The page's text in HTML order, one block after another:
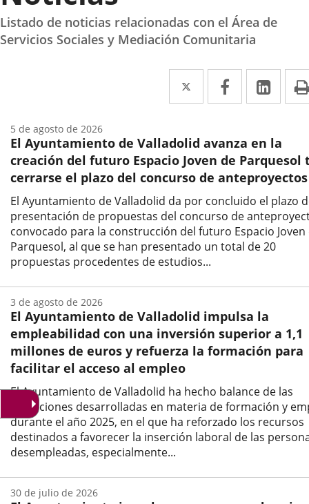
Listado de noticias relacionadas con el Área de
Servicios Sociales y Mediación Comunitaria
Twitter
Enlace
a
aplicación
externa.
Facebook
Enlace
a
aplicación
externa.
a
El Ayuntamiento de Valladolid avanza en la
creación del futuro Espacio Joven de Parquesol
cerrarse el plazo del concurso de anteproyectos
El Ayuntamiento de Valladolid da por concluido el plazo
presentación de propuestas del concurso de
convocado para la construcción del futuro Espacio Joven
Parquesol, al que se han presentado un total de 20
propuestas procedentes de estudios...
la
noticia
5 de agosto de 2026
El Ayuntamiento de Valladolid impulsa la
empleabilidad con una inversión superior a 1,1
millones de euros y refuerza la formación para
facilitar el acceso al empleo
El Ayuntamiento de Valladolid ha hecho balance de las
actuaciones desarrolladas en materia de formación y
durante el año 2025, en el que ha reforzado los recursos
destinados a favorecer la inserción laboral de las
desempleadas, especialmente...
la
3 de agosto de 2026
30 de julio de 2026